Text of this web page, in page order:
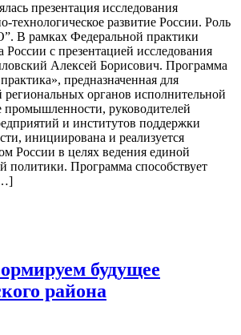
презентация исследования
развитие России. Роль
В рамках Федеральной практики
с презентацией исследования
Алексей Борисович. Программа
предназначенная для
региональных органов исполнительной
промышленности, руководителей
и институтов поддержки
инициирована и реализуется
России в целях ведения единой
политики. Программа способствует
будущее
района